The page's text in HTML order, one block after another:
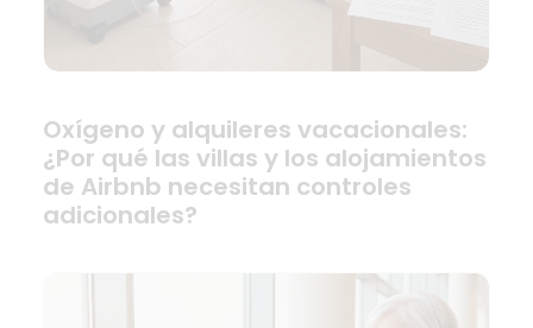
Oxígeno y alquileres vacacionales:
¿Por qué las villas y los alojamientos
de Airbnb necesitan controles
adicionales?